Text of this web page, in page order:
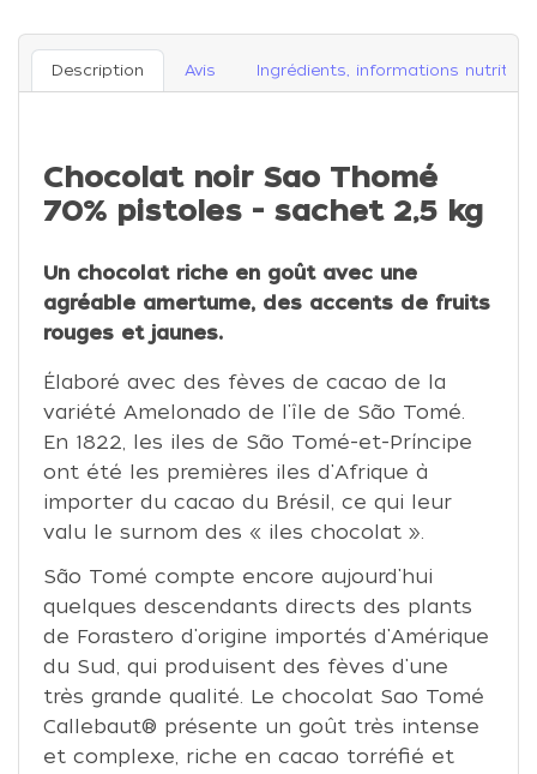
Description Avis Ingrédients, informations
Chocolat noir Sao Thomé
70% pistoles - sachet 2,5 kg
Un chocolat riche en goût avec une
agréable amertume, des accents de fruits
rouges et jaunes.
Élaboré avec des fèves de cacao de la
variété Amelonado de l'île de São Tomé.
En 1822, les iles de São Tomé-et-Príncipe
ont été les premières iles d'Afrique à
importer du cacao du Brésil, ce qui leur
valu le surnom des « iles chocolat ».
São Tomé compte encore aujourd'hui
quelques descendants directs des plants
de Forastero d'origine importés d'Amérique
du Sud, qui produisent des fèves d'une
très grande qualité. Le chocolat Sao Tomé
Callebaut® présente un goût très intense
et complexe, riche en cacao torréfié et